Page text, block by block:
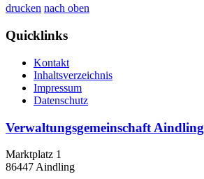
drucken nach oben
Quicklinks
Kontakt
Inhaltsverzeichnis
Impressum
Datenschutz
Verwaltungsgemeinschaft Aindling
Marktplatz 1
86447 Aindling